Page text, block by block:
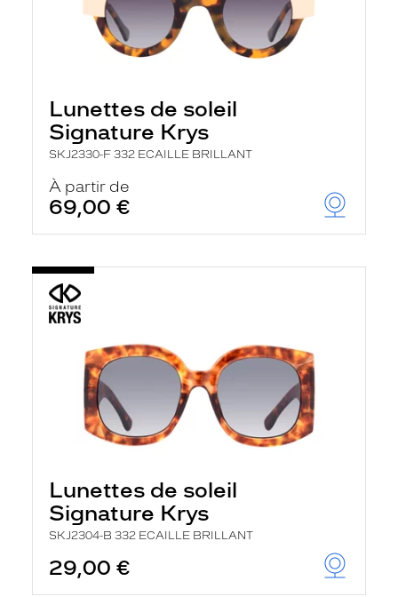
Lunettes de soleil
Signature Krys
SKJ2330-F 332 ECAILLE BRILLANT
À partir de
69,00 €
Lunettes de soleil
Signature Krys
SKJ2304-B 332 ECAILLE BRILLANT
29,00 €